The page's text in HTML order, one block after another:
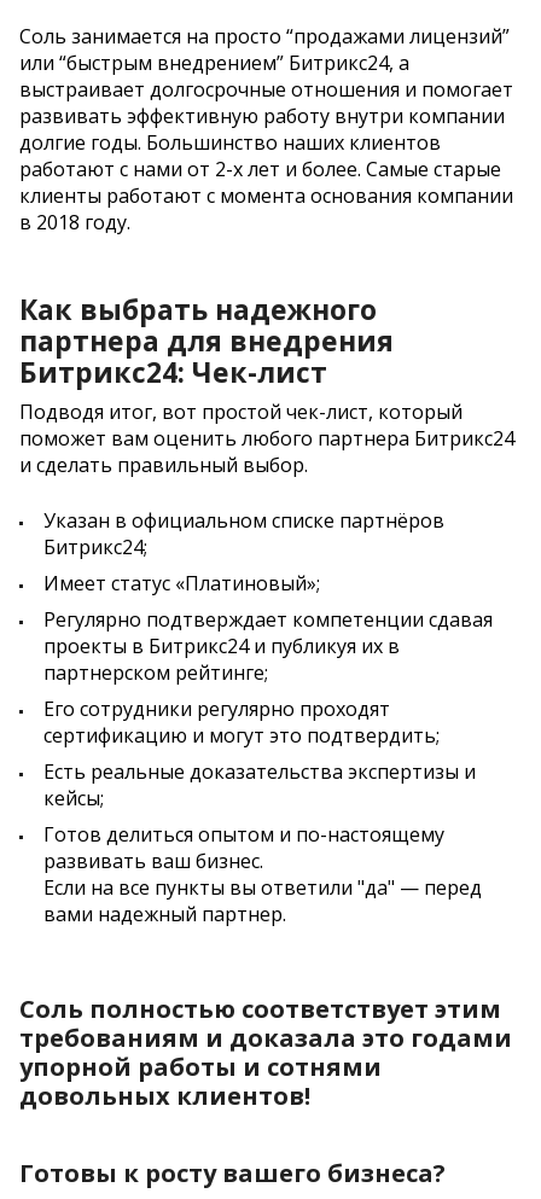
Соль занимается на просто “продажами лицензий”
или “быстрым внедрением” Битрикс24, а
выстраивает долгосрочные отношения и помогает
развивать эффективную работу внутри компании
долгие годы. Большинство наших клиентов
работают с нами от 2-х лет и более. Самые старые
клиенты работают с момента основания компании
в 2018 году.
Как выбрать надежного
партнера для внедрения
Битрикс24: Чек-лист
Подводя итог, вот простой чек-лист, который
поможет вам оценить любого партнера Битрикс24
и сделать правильный выбор.
Указан в официальном списке партнёров
Битрикс24;
Имеет статус «Платиновый»;
Регулярно подтверждает компетенции сдавая
проекты в Битрикс24 и публикуя их в
партнерском рейтинге;
Его сотрудники регулярно проходят
сертификацию и могут это подтвердить;
Есть реальные доказательства экспертизы и
кейсы;
Готов делиться опытом и по-настоящему
развивать ваш бизнес.
Если на все пункты вы ответили "да" — перед
вами надежный партнер.
Соль полностью соответствует этим
требованиям и доказала это годами
упорной работы и сотнями
довольных клиентов!
Готовы к росту вашего бизнеса?